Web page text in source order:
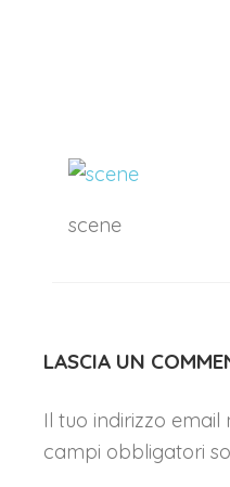
scene
LASCIA UN
Il tuo indirizzo
campi obbligatori